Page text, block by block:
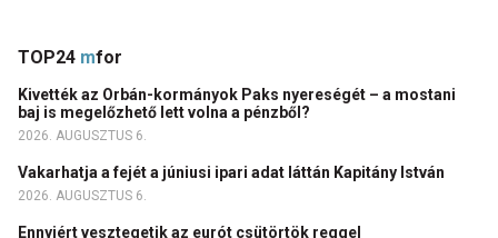
TOP24 mfor
Kivették az Orbán-kormányok Paks nyereségét – a mostani
baj is megelőzhető lett volna a pénzből?
2026. AUGUSZTUS 6.
Vakarhatja a fejét a júniusi ipari adat láttán Kapitány István
2026. AUGUSZTUS 6.
Ennyiért vesztegetik az eurót csütörtök reggel